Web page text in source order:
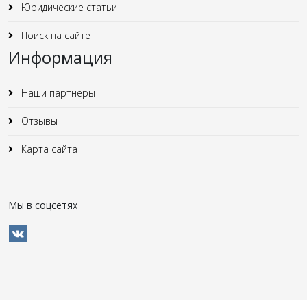
Юридические статьи
Поиск на сайте
Информация
Наши партнеры
Отзывы
Карта сайта
Мы в соцсетях